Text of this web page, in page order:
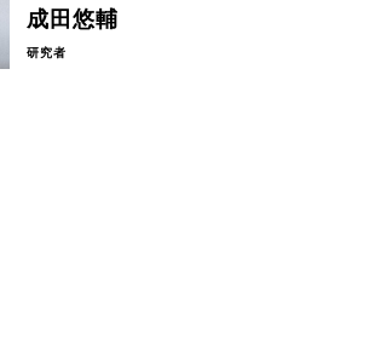
成田悠輔
研究者